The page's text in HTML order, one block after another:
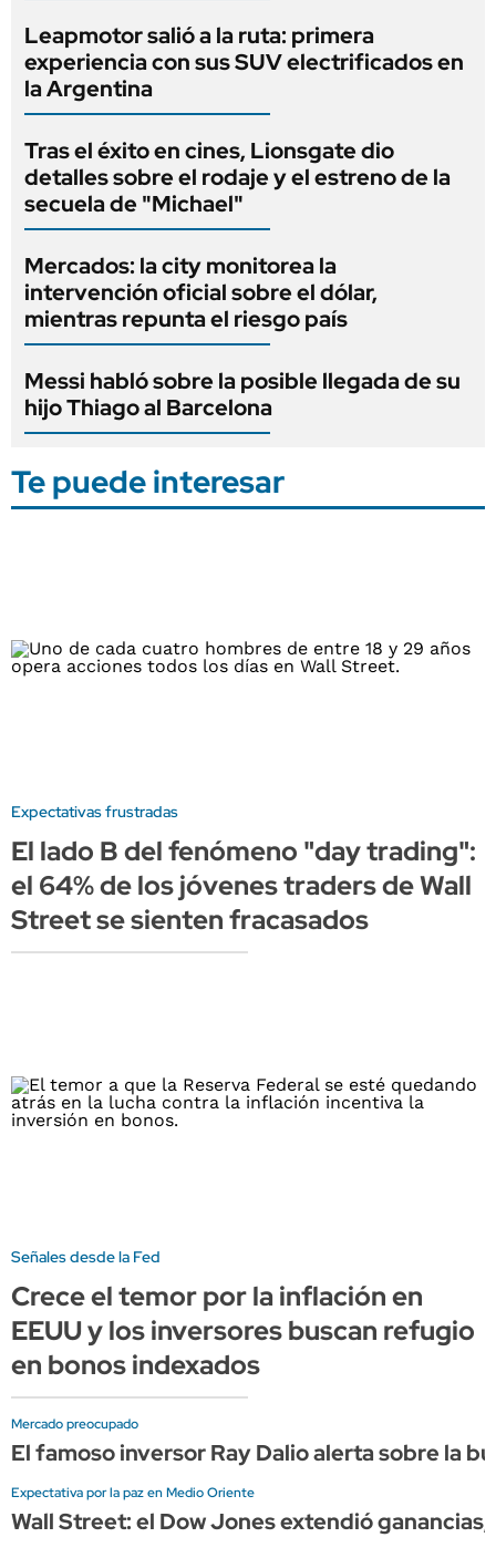
Leapmotor salió a la ruta: primera
experiencia con sus SUV electrificados en
la Argentina
Tras el éxito en cines, Lionsgate dio
detalles sobre el rodaje y el estreno de la
secuela de "Michael"
Mercados: la city monitorea la
intervención oficial sobre el dólar,
mientras repunta el riesgo país
Messi habló sobre la posible llegada de su
hijo Thiago al Barcelona
Te puede interesar
Expectativas frustradas
El lado B del fenómeno "day trading":
el 64% de los jóvenes traders de Wall
Street se sienten fracasados
Señales desde la Fed
Crece el temor por la inflación en
EEUU y los inversores buscan refugio
en bonos indexados
Mercado preocupado
El famoso inversor Ray Dalio alerta sobre la
Expectativa por la paz en Medio Oriente
Wall Street: el Dow Jones extendió